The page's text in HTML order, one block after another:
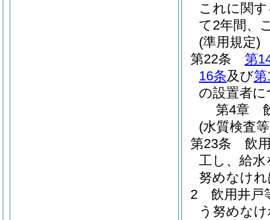
これに関
て2年間、
(準用規定)
第22条
第
16条及び第
の設置者
第4章
(水質検査
第23条
飲
工し、給
努めなけ
2
飲用井戸
う努めな